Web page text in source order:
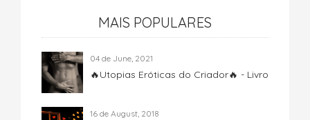
MAIS POPULARES
04 de June, 2021
🔥Utopias Eróticas do Criador🔥 - Livro
16 de August, 2018